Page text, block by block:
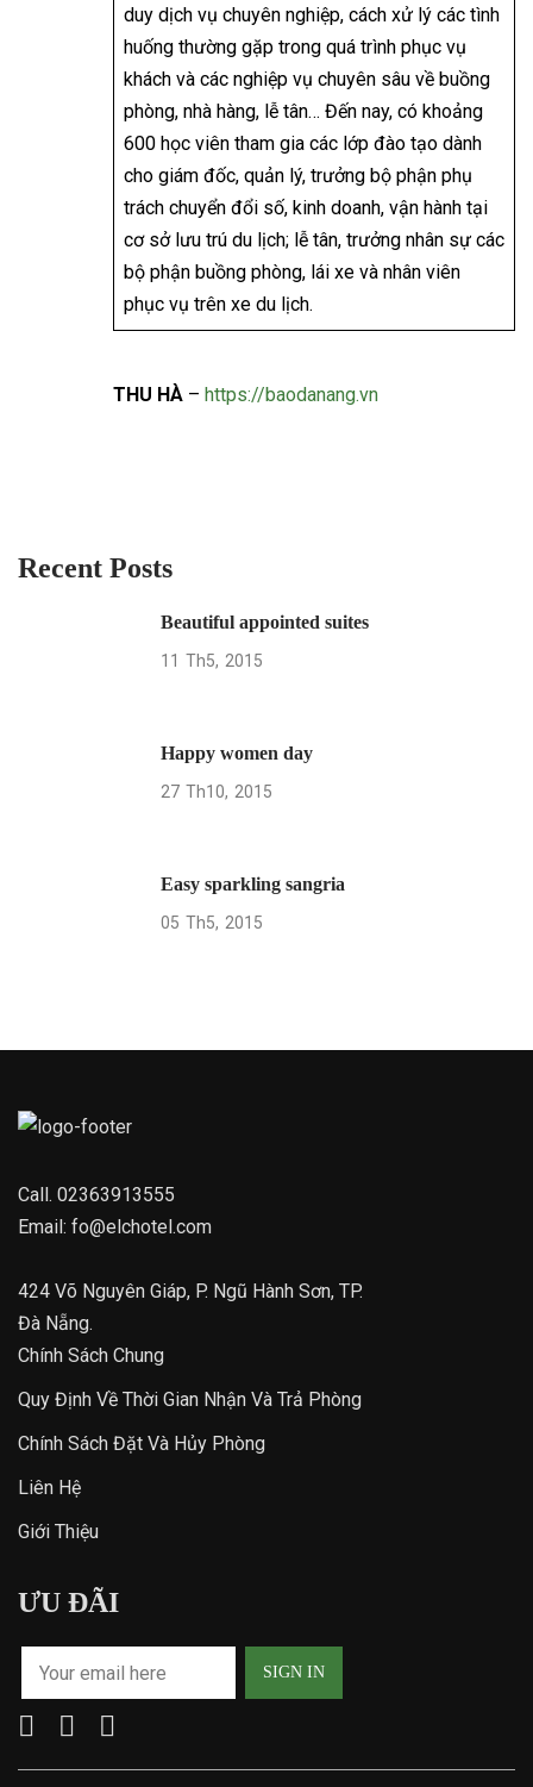
duy dịch vụ chuyên nghiệp, cách xử lý các tình
huống thường gặp trong quá trình phục vụ
khách và các nghiệp vụ chuyên sâu về buồng
phòng, nhà hàng, lễ tân… Đến nay, có khoảng
600 học viên tham gia các lớp đào tạo dành
cho giám đốc, quản lý, trưởng bộ phận phụ
trách chuyển đổi số, kinh doanh, vận hành tại
cơ sở lưu trú du lịch; lễ tân, trưởng nhân sự các
bộ phận buồng phòng, lái xe và nhân viên
phục vụ trên xe du lịch.
THU HÀ – https://baodanang.vn
Recent Posts
Beautiful appointed suites
11 Th5 2015
Happy women day
27 Th10 2015
Easy sparkling sangria
05 Th5 2015
Call. 02363913555
Email: fo@elchotel.com
424 Võ Nguyên Giáp, P. Ngũ Hành Sơn, TP.
Đà Nẵng.
Chính Sách Chung
Quy Định Về Thời Gian Nhận Và Trả Phòng
Chính Sách Đặt Và Hủy Phòng
Liên Hệ
Giới Thiệu
ƯU ĐÃI